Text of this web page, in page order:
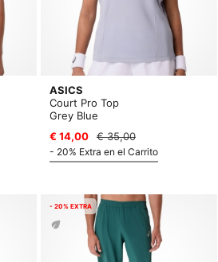
ASICS
Court Pro Top
Grey Blue
€ 14,00
€ 35,00
- 20% Extra en el Carrito
- 20% EXTRA